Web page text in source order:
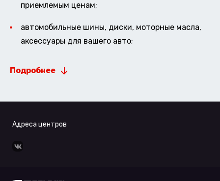
приемлемым ценам;
автомобильные шины, диски, моторные масла,
аксессуары для вашего авто;
Подробнее
Адреса центров